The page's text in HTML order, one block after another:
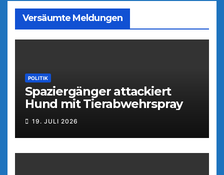
Beiträge
Versäumte Meldungen
POLITIK
Spaziergänger attackiert
Hund mit Tierabwehrspray
19. JULI 2026